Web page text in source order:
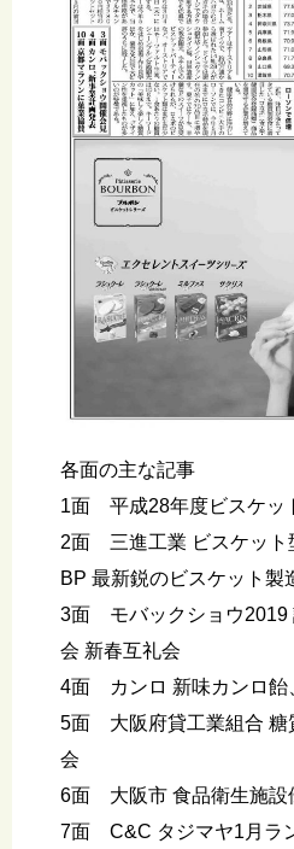
各面の主な記事
1面 平成28年度ビスケッ
2面 三進工業 ビスケット
BP 最新鋭のビスケット製
3面 モバックショウ2019
会 新春互礼会
4面 カンロ 新味カンロ飴
5面 大阪府貸工業組合 糖
会
6面 大阪市 食品衛生施設
7面 C&C タジマヤ1月ラ